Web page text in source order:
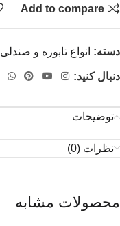
Add to compare
دسته: انواع تابوره و صندلی
دنبال کنید:
توضیحات
نظرات (0)
محصولات مشابه